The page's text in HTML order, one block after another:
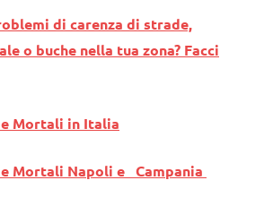
di carenza di strade,
o buche nella tua zona? Facci
Mortali in Italia
Mortali Napoli e Campania